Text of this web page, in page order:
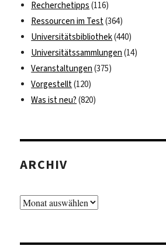
Recherchetipps (116)
Ressourcen im Test(364)
Universitätsbibliothek(440)
Universitätssammlungen (14)
Veranstaltungen (375)
Vorgestellt(120)
Was ist neu? (820)
ARCHIV
Archiv